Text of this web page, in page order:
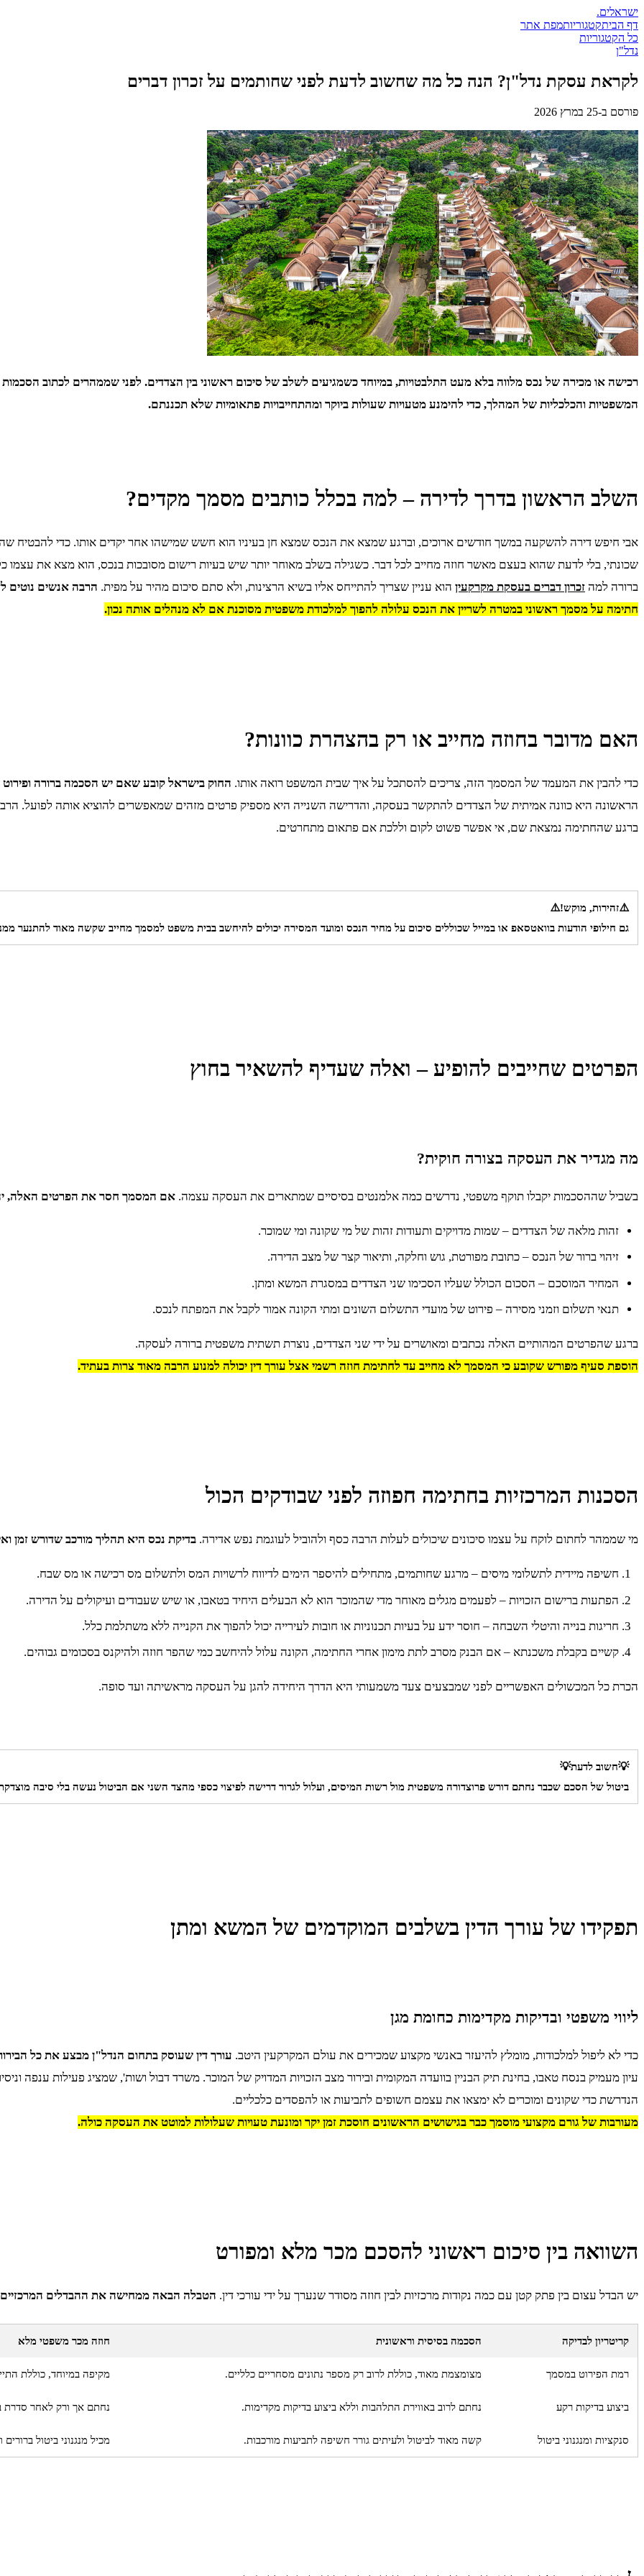
ישראלים.
דף הביתקטגוריותמפת אתר
כל הקטגוריות
נדל"ן
לקראת עסקת נדל"ן? הנה כל מה שחשוב לדעת לפני שחותמים על זכרון דברים
פורסם ב-25 במרץ 2026
רכישה או מכירה של נכס מלווה בלא מעט התלבטויות, במיוחד כשמגיעים לשלב של סיכום ראשוני בין הצדדים. לפני שממהרים לכתוב
המשפטיות והכלכליות של המהלך, כדי להימנע מטעויות שעולות ביוקר ומהתחייבויות פתאומיות שלא תכננתם.
השלב הראשון בדרך לדירה – למה בכלל כותבים מסמך מקדים?
אבי חיפש דירה להשקעה במשך חודשים ארוכים, וברגע שמצא את הנכס שמצא חן בעיניו הוא חשש שמישהו אחר יקדים אותו. כדי להבטיח
שכונתי, בלי לדעת שהוא בעצם מאשר חוזה מחייב לכל דבר. כשגילה בשלב מאוחר יותר שיש בעיות רישום מסובכות בנכס, הוא מצא את
ברורה למה זכרון דברים בעסקת מקרקעין הוא עניין שצריך להתייחס אליו בשיא הרצינות, ולא סתם סיכום מהיר על מפית. הרבה אנשים נוטים
חתימה על מסמך ראשוני במטרה לשריין את הנכס עלולה להפוך למלכודת משפטית מסוכנת אם לא מנהלים אותה נכון.
האם מדובר בחוזה מחייב או רק בהצהרת כוונות?
כדי להבין את המעמד של המסמך הזה, צריכים להסתכל על איך שבית המשפט רואה אותו. החוק בישראל קובע שאם יש הסכמה ברורה ופירוט
הראשונה היא כוונה אמיתית של הצדדים להתקשר בעסקה, והדרישה השנייה היא מספיק פרטים מזהים שמאפשרים להוציא אותה לפועל.
ברגע שהחתימה נמצאת שם, אי אפשר פשוט לקום וללכת אם פתאום מתחרטים.
⚠️זהירות, מוקש!⚠️
גם חילופי הודעות בוואטסאפ או במייל שכוללים סיכום על מחיר הנכס ומועד המסירה יכולים להיחשב בבית משפט למסמך מחייב שקשה מאוד להתנער
הפרטים שחייבים להופיע – ואלה שעדיף להשאיר בחוץ
מה מגדיר את העסקה בצורה חוקית?
בשביל שההסכמות יקבלו תוקף משפטי, נדרשים כמה אלמנטים בסיסיים שמתארים את העסקה עצמה. אם המסמך חסר את הפרטים האלה,
זהות מלאה של הצדדים – שמות מדויקים ותעודות זהות של מי שקונה ומי שמוכר.
זיהוי ברור של הנכס – כתובת מפורטת, גוש וחלקה, ותיאור קצר של מצב הדירה.
המחיר המוסכם – הסכום הכולל שעליו הסכימו שני הצדדים במסגרת המשא ומתן.
תנאי תשלום וזמני מסירה – פירוט של מועדי התשלום השונים ומתי הקונה אמור לקבל את המפתח לנכס.
ברגע שהפרטים המהותיים האלה נכתבים ומאושרים על ידי שני הצדדים, נוצרת תשתית משפטית ברורה לעסקה.
הוספת סעיף מפורש שקובע כי המסמך לא מחייב עד לחתימת חוזה רשמי אצל עורך דין יכולה למנוע הרבה מאוד צרות בעתיד.
הסכנות המרכזיות בחתימה חפוזה לפני שבודקים הכול
מי שממהר לחתום לוקח על עצמו סיכונים שיכולים לעלות הרבה כסף ולהוביל לעוגמת נפש אדירה. בדיקת נכס היא תהליך מורכב שדורש זמן
חשיפה מיידית לתשלומי מיסים – מרגע שחותמים, מתחילים להיספר הימים לדיווח לרשויות המס ולתשלום מס רכישה או מס שבח.
הפתעות ברישום הזכויות – לפעמים מגלים מאוחר מדי שהמוכר הוא לא הבעלים היחיד בטאבו, או שיש שעבודים ועיקולים על הדירה.
חריגות בנייה והיטלי השבחה – חוסר ידע על בעיות תכנוניות או חובות לעירייה יכול להפוך את הקנייה ללא משתלמת כלל.
קשיים בקבלת משכנתא – אם הבנק מסרב לתת מימון אחרי החתימה, הקונה עלול להיחשב כמי שהפר חוזה ולהיקנס בסכומים גבוהים.
הכרת כל המכשולים האפשריים לפני שמבצעים צעד משמעותי היא הדרך היחידה להגן על העסקה מראשיתה ועד סופה.
💡חשוב לדעת💡
ביטול של הסכם שכבר נחתם דורש פרוצדורה משפטית מול רשות המיסים, ועלול לגרור דרישה לפיצוי כספי מהצד השני אם הביטול נעשה בלי סיבה
תפקידו של עורך הדין בשלבים המוקדמים של המשא ומתן
ליווי משפטי ובדיקות מקדימות כחומת מגן
כדי לא ליפול למלכודות, מומלץ להיעזר באנשי מקצוע שמכירים את עולם המקרקעין היטב. עורך דין שעוסק בתחום הנדל"ן מבצע את כל
עיון מעמיק בנסח טאבו, בחינת תיק הבניין בוועדה המקומית ובירור מצב הזכויות המדויק של המוכר. משרד דבול ושות', שמציג פעילות ענפה
הנדרשת כדי שקונים ומוכרים לא ימצאו את עצמם חשופים לתביעות או להפסדים כלכליים.
מעורבות של גורם מקצועי מוסמך כבר בגישושים הראשונים חוסכת זמן יקר ומונעת טעויות שעלולות למוטט את העסקה כולה.
השוואה בין סיכום ראשוני להסכם מכר מלא ומפורט
יש הבדל עצום בין פתק קטן עם כמה נקודות מרכזיות לבין חוזה מסודר שנערך על ידי עורכי דין. הטבלה הבאה ממחישה את ההבדלים
קריטריון לבדיקה הסכמה בסיסית וראשונית חוזה מכר משפטי מלא
רמת הפירוט במסמך מצומצמת מאוד, כוללת לרוב רק מספר נתונים מסחריים כלליים. מקיפה במיוחד, כוללת
ביצוע בדיקות רקע נחתם לרוב באווירת התלהבות וללא ביצוע בדיקות מקדימות. נחתם אך ורק לאחר סדרת
סנקציות ומנגנוני ביטול קשה מאוד לביטול ולעיתים גורר חשיפה לתביעות מורכבות. מכיל מנגנוני ביטול